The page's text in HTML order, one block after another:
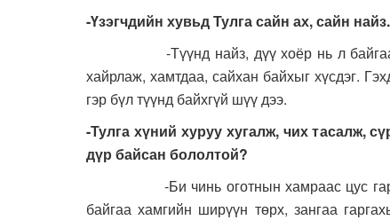
-Үзэгчдийн хувьд Тулга сайн ах, сайн
-Түүнд найз, дүү хоёр нь л байгаа.
хайрлаж, хамтдаа, сайхан байхыг хүсдэг.
гэр бүл түүнд байхгүй шүү дээ.
-Тулга хүний хуруу хугалж, чих тасалж,
дүр байсан бололтой?
-Би чинь оготнын хамраас цус гаргаж
байгаа хамгийн ширүүн төрх, зангаа